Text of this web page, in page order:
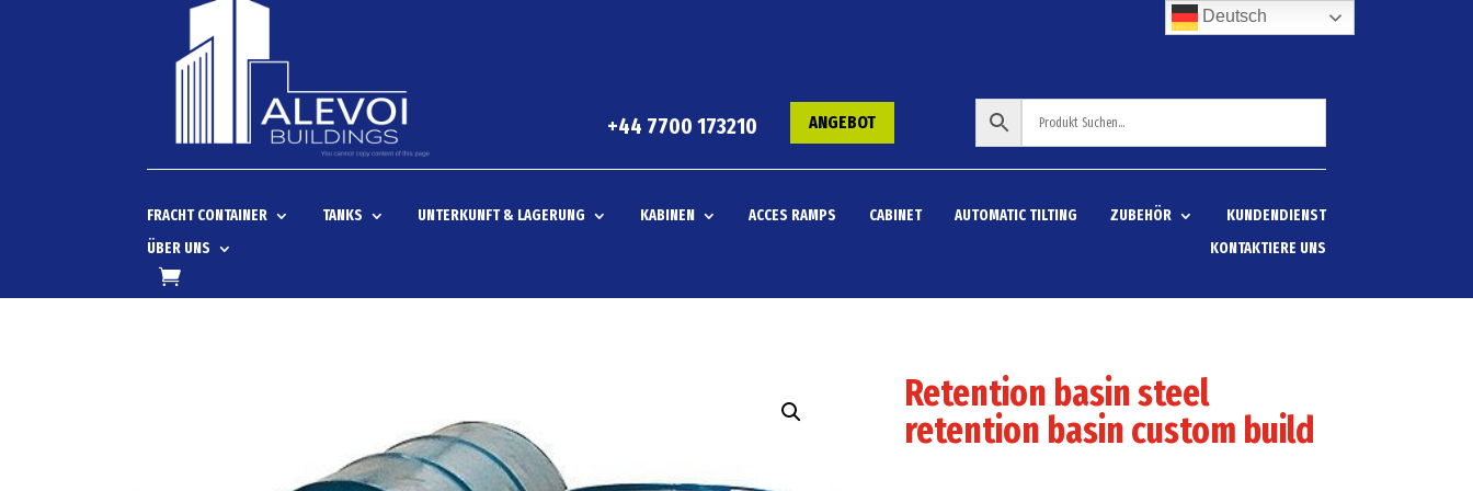
+44 7700 173210 ANGEBOT
FRACHT CONTAINER TANKS UNTERKUNFT & LAGERUNG KABINEN ACCES RAMPS CABINET AUTOMATIC TILTING ZUBEHÖR
KUNDENDIENST
ÜBER UNS
KONTAKTIERE UNS
Retention basin steel
retention basin custom build
Deutsch